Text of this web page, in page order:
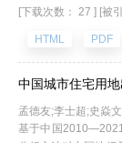
增长91.55%,其中近
部崛起的时空演变
地分布和扩张水平
产生了明显的生态效
设用地综合扩张指数
了中压均衡型、弱
[下载次数： 27 ] [被
HTML PDF
中国城市住宅用
孟德友;李士超;史焱
基于中国